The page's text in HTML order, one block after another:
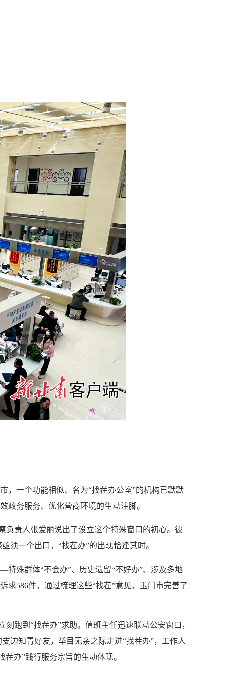
，一个功能相似、名为“找茬办公室”的机构已默默
政务服务、优化营商环境的生动注脚。
负责人张爱丽说出了设立这个特殊窗口的初心。彼
须一个出口，“找茬办”的出现恰逢其时。
殊群体“不会办”、历史遗留“不好办”、涉及多地
求586件，通过梳理这些“找茬”意见，玉门市完善了
跑到“找茬办”求助。值班主任迅速联动公安窗口，
边知青好友，举目无亲之际走进“找茬办”，工作人
办”践行服务宗旨的生动体现。